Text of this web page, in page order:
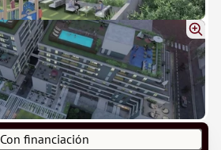
Con financiación